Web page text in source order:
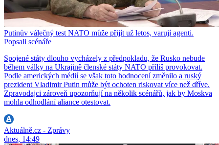
Putinův válečný test NATO může přijít už letos, varují agenti.
Popsali scénáře
Spojené státy dlouho vycházely z předpokladu, že Rusko nebude
během války na Ukrajině členské státy NATO příliš provokovat.
Podle amerických médií se však toto hodnocení změnilo a ruský
prezident Vladimir Putin může být ochoten riskovat více než dříve.
Zpravodajci zároveň upozorňují na několik scénářů, jak by Moskva
mohla odhodlání aliance otestovat.
Aktuálně.cz - Zprávy
dnes, 14:49